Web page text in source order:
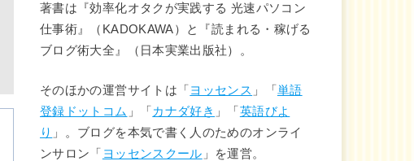
著書は『効率化オタクが実践する 光速パソコン
仕事術』（KADOKAWA）と『読まれる・稼げる
ブログ術大全』（日本実業出版社）。
そのほかの運営サイトは「 ヨッセンス 」「 単語
登録ドットコム 」「 カナダ好き 」「 英語びよ
り 」。ブログを本気で書く人のためのオンライ
ンサロン「 ヨッセンスクール 」を運営。